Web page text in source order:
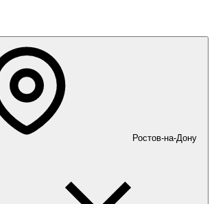
Ростов-на-Дону